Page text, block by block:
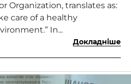
Organization, translates as:
care of a healthy
In...
Докладніше